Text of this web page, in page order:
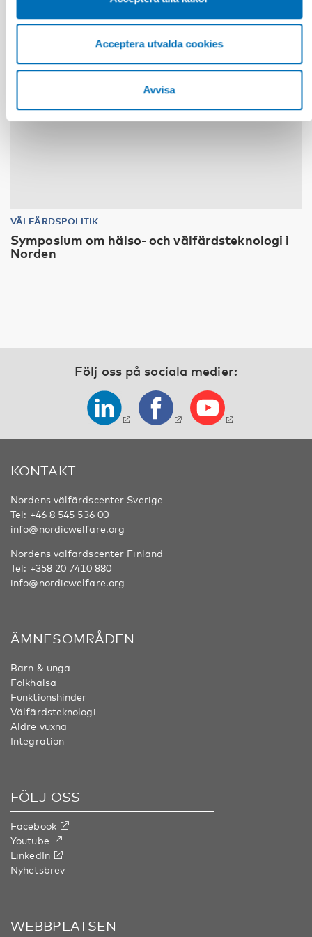
Acceptera utvalda cookies
Avvisa
VÄLFÄRDSPOLITIK
Symposium om hälso- och välfärdsteknologi i
Norden
Följ oss på sociala medier:
KONTAKT
Nordens välfärdscenter Sverige
Tel: +46 8 545 536 00
info@nordicwelfare.org
Nordens välfärdscenter Finland
Tel: +358 20 7410 880
info@nordicwelfare.org
ÄMNESOMRÅDEN
Barn & unga
Folkhälsa
Funktionshinder
Välfärdsteknologi
Äldre vuxna
Integration
FÖLJ OSS
Facebook
Youtube
LinkedIn
Nyhetsbrev
WEBBPLATSEN